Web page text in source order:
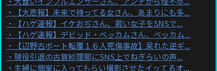
【大悲報】未来で待ってる女さん、あまりにも多...
【ハゲ速報】イケおぢさん、若い女子をSNSで...
【ハゲ速報】デビッド・ベッカムさん、ベッカム...
【辺野古ボート転覆１６人死傷事故】呆れた逆ギ...
現役引退の古賀紗理那にSNS上でねぎらいの声...
主婦に個室に入ってもらい撮影させたイッてるオ...